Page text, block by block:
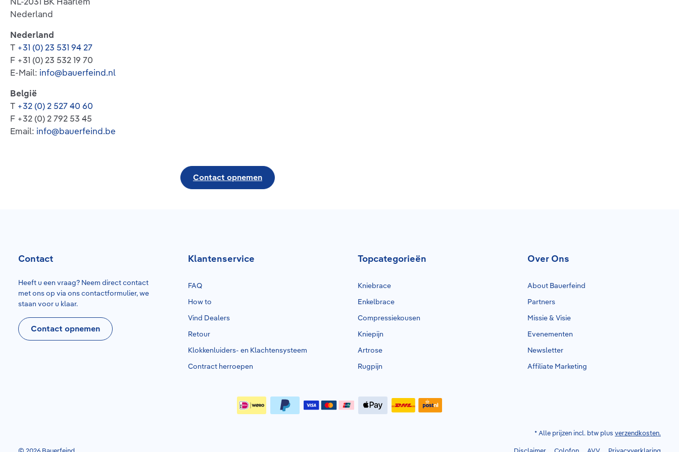
Nederland
Nederland
T +31 (0) 23 531 94 27
F +31 (0) 23 532 19 70
E-Mail: info@bauerfeind.nl
België
T +32 (0) 2 527 40 60
F +32 (0) 2 792 53 45
Email: info@bauerfeind.be
Contact opnemen
Contact
Heeft u een vraag? Neem direct contact
met ons op via ons contactformulier, we
staan voor u klaar.
Contact opnemen
Klantenservice
FAQ
How to
Vind Dealers
Retour
Klokkenluiders- en Klachtensysteem
Contract herroepen
Topcategorieën
Kniebrace
Enkelbrace
Compressiekousen
Kniepijn
Artrose
Rugpijn
Over Ons
About Bauerfeind
Partners
Missie & Visie
Evenementen
Newsletter
Affiliate Marketing
* Alle prijzen incl. btw plus verzendkosten.